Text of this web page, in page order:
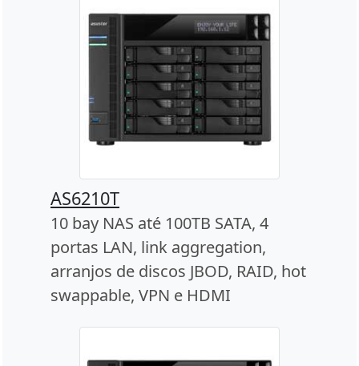
AS6210T
10 bay NAS até 100TB SATA, 4
portas LAN, link aggregation,
arranjos de discos JBOD, RAID, hot
swappable, VPN e HDMI